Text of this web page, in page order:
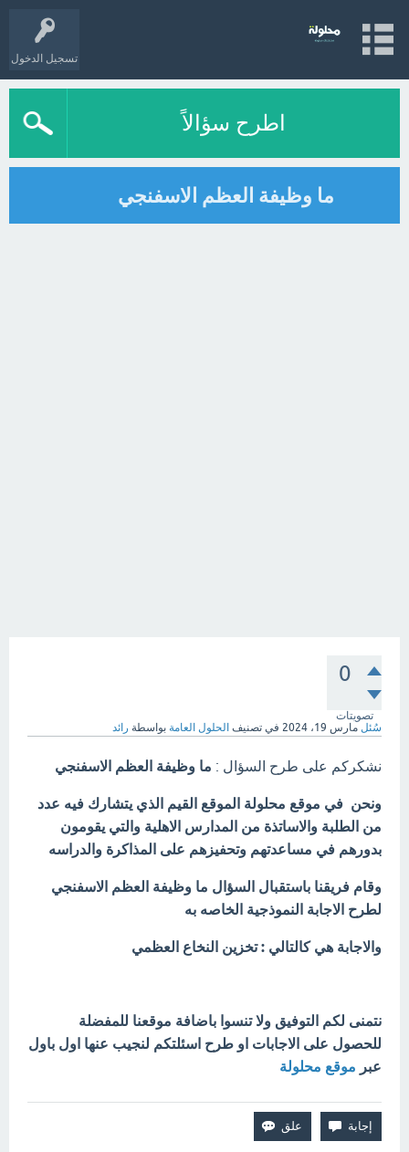
تسجيل الدخول
اطرح سؤالاً
ما وظيفة العظم الاسفنجي
0
تصويتات
سُئل مارس 19، 2024 في تصنيف الحلول العامة بواسطة رائد
نشكركم على طرح السؤال : ما وظيفة العظم الاسفنجي
ونحن في موقع محلولة الموقع القيم الذي يتشارك فيه عدد
من الطلبة والاساتذة من المدارس الاهلية والتي يقومون
بدورهم في مساعدتهم وتحفيزهم على المذاكرة والدراسه
وقام فريقنا باستقبال السؤال ما وظيفة العظم الاسفنجي
لطرح الاجابة النموذجية الخاصه به
والاجابة هي كالتالي : تخزين النخاع العظمي
نتمنى لكم التوفيق ولا تنسوا باضافة موقعنا للمفضلة
للحصول على الاجابات او طرح اسئلتكم لنجيب عنها اول باول
عبر موقع محلولة